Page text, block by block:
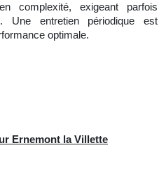
complexité, exigeant parfois
Une entretien périodique est
optimale.
Ernemont la Villette